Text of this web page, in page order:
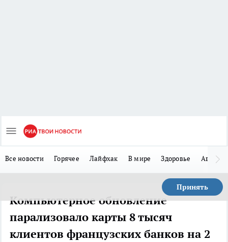
Все новости Горячее Лайфхак В мире Здоровье Авто
Принять
Компьютерное обновление
парализовало карты 8 тысяч
клиентов французских банков на 2